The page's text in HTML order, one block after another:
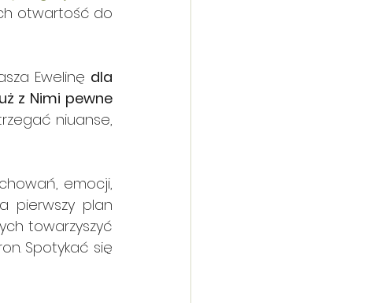
otwartość do
Ewelinę dla
z Nimi pewne
niuanse,
emocji,
pierwszy plan
towarzyszyć
Spotykać się